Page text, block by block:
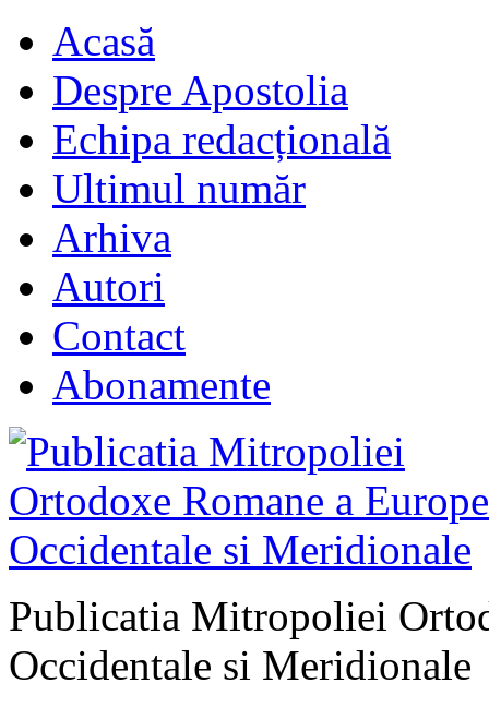
Acasă
Despre Apostolia
Echipa redacțională
Ultimul număr
Arhiva
Autori
Contact
Abonamente
Publicatia Mitropoliei
Occidentale si Meridionale